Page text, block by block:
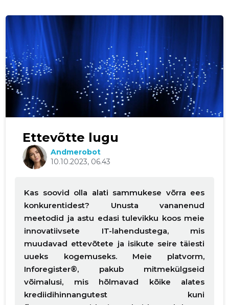
Ettevõtte lugu
Andmerobot
10.10.2023, 06.43
Kas soovid olla alati sammukese võrra ees
konkurentidest? Unusta vananenud
meetodid ja astu edasi tulevikku koos meie
innovatiivsete IT-lahendustega, mis
muudavad ettevõtete ja isikute seire täiesti
uueks kogemuseks. Meie platvorm,
Inforegister®, pakub mitmekülgseid
võimalusi, mis hõlmavad kõike alates
krediidihinnangutest kuni